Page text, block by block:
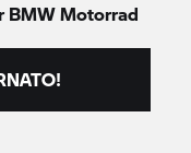
BMW Motorrad